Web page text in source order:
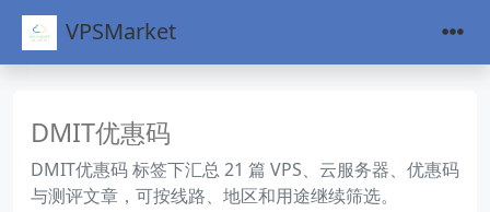
VPSMarket
DMIT优惠码
DMIT优惠码 标签下汇总 21 篇 VPS、云服务器、优惠码
与测评文章，可按线路、地区和用途继续筛选。